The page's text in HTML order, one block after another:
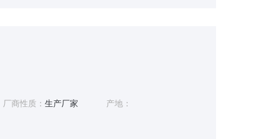
厂商性质： 生产厂家 产地：